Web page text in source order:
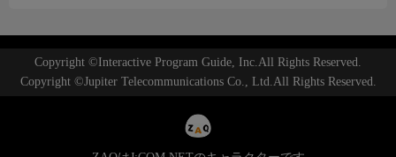
Copyright ©Interactive Program Guide, Inc.All Rights Reserved.
Copyright ©Jupiter Telecommunications Co., Ltd.All Rights Reserved.